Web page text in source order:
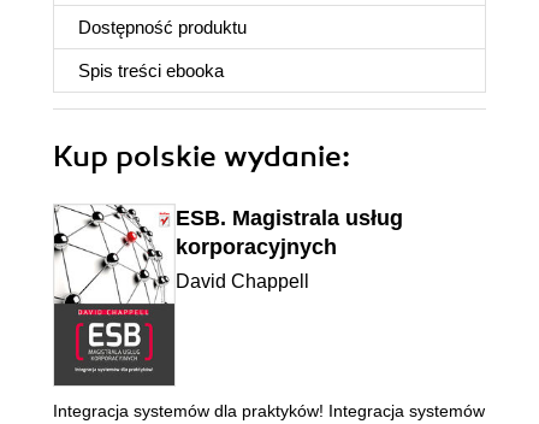
Dostępność produktu
Spis treści ebooka
Kup polskie wydanie:
ESB. Magistrala usług
korporacyjnych
David Chappell
Integracja systemów dla praktyków! Integracja systemów